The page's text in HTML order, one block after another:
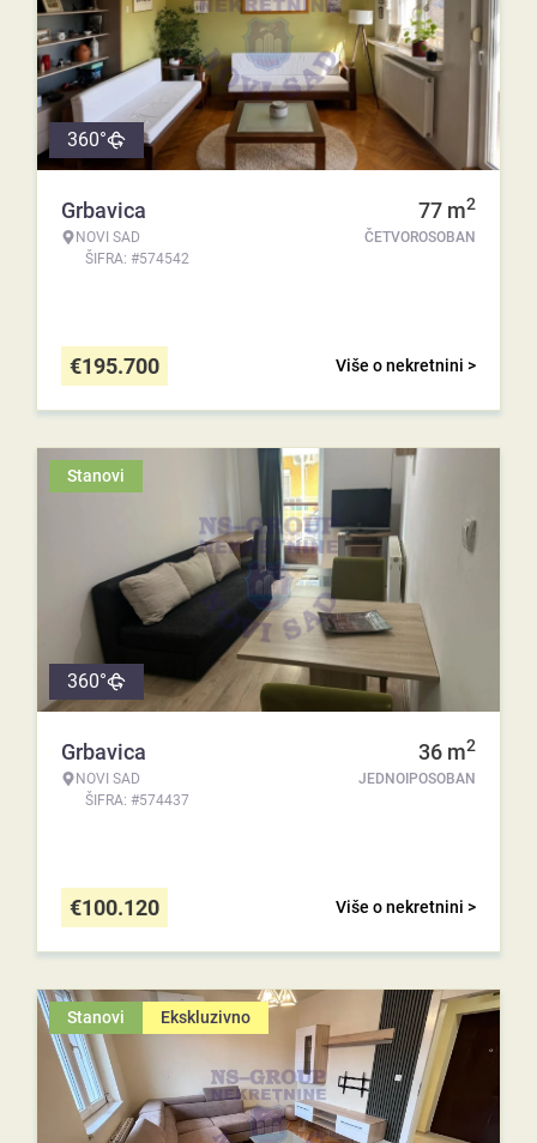
360°
Grbavica
NOVI SAD
ŠIFRA: #574542
77 m2
ČETVOROSOBAN
Više o nekretnini >
€195.700
Stanovi
360°
Grbavica
NOVI SAD
ŠIFRA: #574437
36 m2
JEDNOIPOSOBAN
Više o nekretnini >
€100.120
Stanovi Ekskluzivno